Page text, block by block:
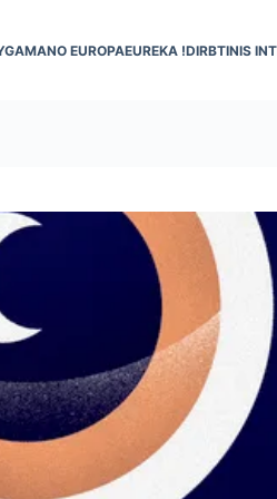
MANO EUROPAEUREKA !DIRBTINIS